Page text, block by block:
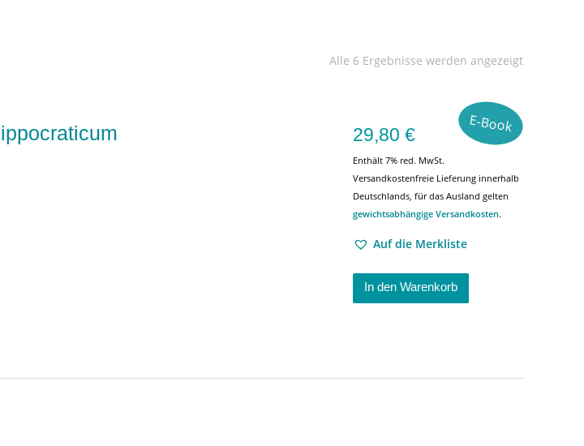
Alle 6 Ergebnisse werden angezeigt
E-Book
29,80 €
Enthält 7% red. MwSt.
Versandkostenfreie Lieferung innerhalb
Deutschlands, für das Ausland gelten
gewichtsabhängige Versandkosten.
Auf die Merkliste
In den Warenkorb